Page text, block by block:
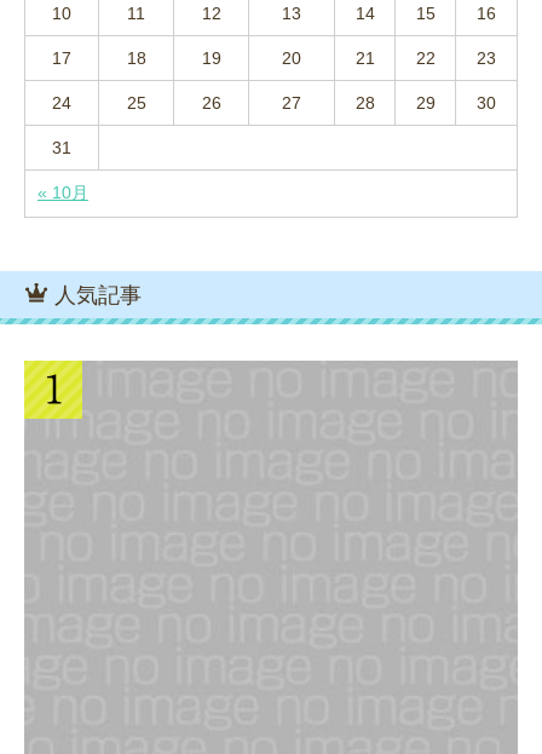
« 10月
10 11 12 13 14 15 16
17 18 19 20 21 22 23
24 25 26 27 28 29 30
31
人気記事